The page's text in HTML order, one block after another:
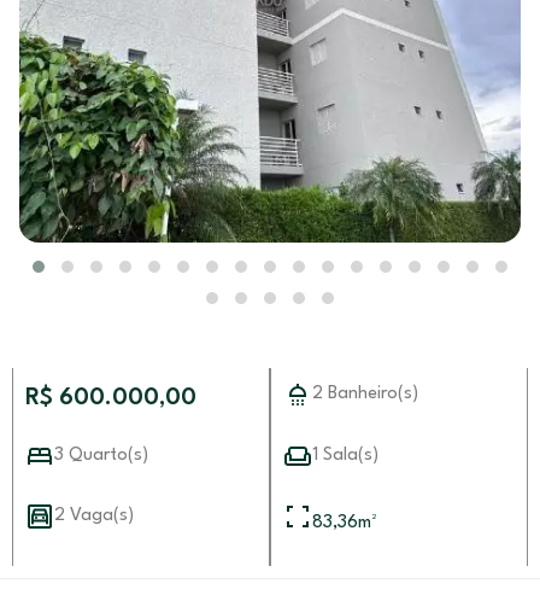
R$ 600.000,00 2 Banheiro(s)
3 Quarto(s) 1 Sala(s)
2 Vaga(s) 83,36m²